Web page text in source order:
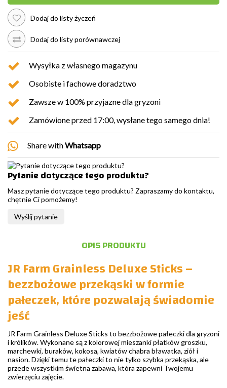
Dodaj do listy życzeń
Dodaj do listy porównawczej
Wysyłka z własnego magazynu
Osobiste i fachowe doradztwo
Zawsze w 100% przyjazne dla gryzoni
Zamówione przed 17:00, wysłane tego samego dnia!
Share withWhatsapp
Pytanie dotyczące tego produktu?
Masz pytanie dotyczące tego produktu? Zapraszamy do kontaktu,
chętnie Ci pomożemy!
Wyślij pytanie
OPIS PRODUKTU
JR Farm Grainless Deluxe Sticks –
bezzbożowe przekąski w formie
pałeczek, które pozwalają świadomie
jeść
JR Farm Grainless Deluxe Sticks to bezzbożowe pałeczki dla gryzoni
i królików. Wykonane są z kolorowej mieszanki płatków groszku,
marchewki, buraków, kokosa, kwiatów chabra bławatka, ziół i
nasion. Dzięki temu te pałeczki to nie tylko szybka przekąska, ale
przede wszystkim świetna zabawa, która zapewni Twojemu
zwierzęciu zajęcie.